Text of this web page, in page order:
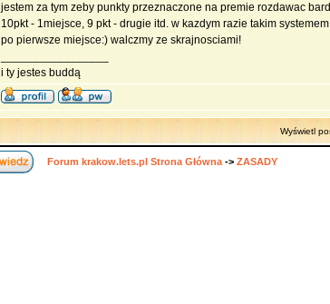
jestem za tym zeby punkty przeznaczone na premie rozdawac
10pkt - 1miejsce, 9 pkt - drugie itd. w kazdym razie takim
po pierwsze miejsce:) walczmy ze skrajnosciami!
i ty jestes buddą
Wyświetl
Forum krakow.lets.pl Strona Główna -> ZASADY